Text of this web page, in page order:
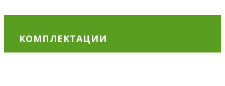
КОМПЛЕКТАЦИИ